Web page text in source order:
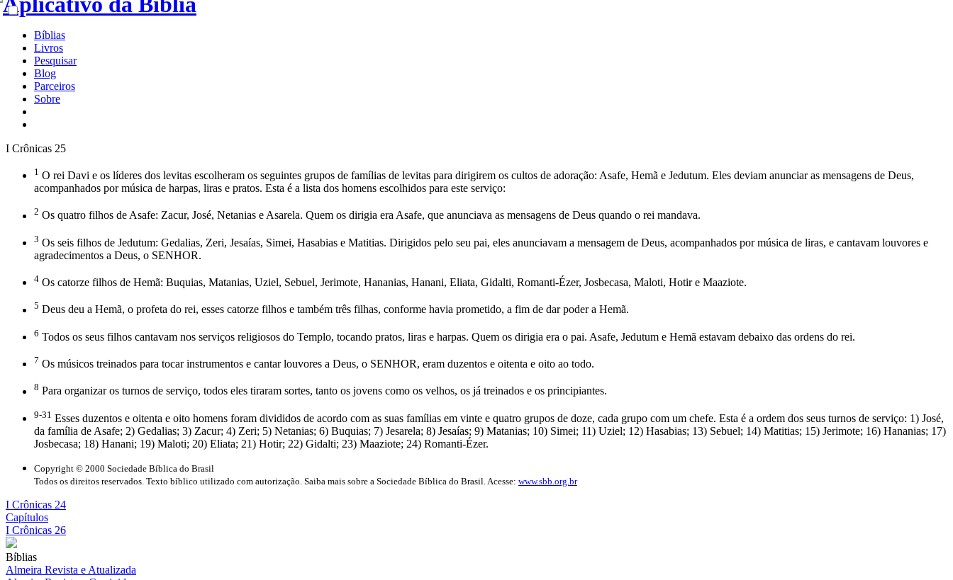
Bíblias
Livros
Pesquisar
Blog
Parceiros
Sobre
I Crônicas 25
1 O rei Davi e os líderes dos levitas escolheram os seguintes grupos de famílias de levitas para dirigirem os cultos de adoração: Asafe, Hemã e Jedutum. Eles deviam anunciar as mensagens de Deus,
acompanhados por música de harpas, liras e pratos. Esta é a lista dos homens escolhidos para este serviço:
2 Os quatro filhos de Asafe: Zacur, José, Netanias e Asarela. Quem os dirigia era Asafe, que anunciava as mensagens de Deus quando o rei mandava.
3 Os seis filhos de Jedutum: Gedalias, Zeri, Jesaías, Simei, Hasabias e Matitias. Dirigidos pelo seu pai, eles anunciavam a mensagem de Deus, acompanhados por música de liras, e cantavam louvores e
agradecimentos a Deus, o SENHOR.
4 Os catorze filhos de Hemã: Buquias, Matanias, Uziel, Sebuel, Jerimote, Hananias, Hanani, Eliata, Gidalti, Romanti-Ézer, Josbecasa, Maloti, Hotir e Maaziote.
5 Deus deu a Hemã, o profeta do rei, esses catorze filhos e também três filhas, conforme havia prometido, a fim de dar poder a Hemã.
6 Todos os seus filhos cantavam nos serviços religiosos do Templo, tocando pratos, liras e harpas. Quem os dirigia era o pai. Asafe, Jedutum e Hemã estavam debaixo das ordens do rei.
7 Os músicos treinados para tocar instrumentos e cantar louvores a Deus, o SENHOR, eram duzentos e oitenta e oito ao todo.
8 Para organizar os turnos de serviço, todos eles tiraram sortes, tanto os jovens como os velhos, os já treinados e os principiantes.
9-31 Esses duzentos e oitenta e oito homens foram divididos de acordo com as suas famílias em vinte e quatro grupos de doze, cada grupo com um chefe. Esta é a ordem dos seus turnos de serviço: 1) José,
da família de Asafe; 2) Gedalias; 3) Zacur; 4) Zeri; 5) Netanias; 6) Buquias; 7) Jesarela; 8) Jesaías; 9) Matanias; 10) Simei; 11) Uziel; 12) Hasabias; 13) Sebuel; 14) Matitias; 15) Jerimote; 16) Hananias; 17)
Josbecasa; 18) Hanani; 19) Maloti; 20) Eliata; 21) Hotir; 22) Gidalti; 23) Maaziote; 24) Romanti-Ézer.
Copyright © 2000 Sociedade Bíblica do Brasil
Todos os direitos reservados. Texto bíblico utilizado com autorização. Saiba mais sobre a Sociedade Bíblica do Brasil. Acesse: www.sbb.org.br
I Crônicas 24
Capítulos
I Crônicas 26
Bíblias
Almeira Revista e Atualizada